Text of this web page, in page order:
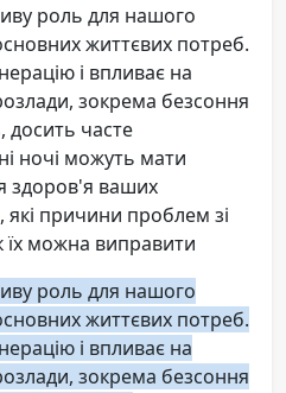
роль для нашого
життєвих потреб.
і впливає на
зокрема безсоння
досить часте
ночі можуть мати
здоров'я ваших
які причини проблем зі
їх можна виправити
роль для нашого
життєвих потреб.
і впливає на
зокрема безсоння